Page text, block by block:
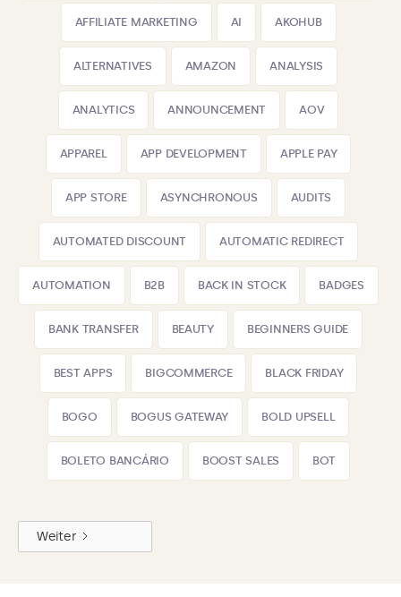
AFFILIATE MARKETING AI AKOHUB
ALTERNATIVES AMAZON ANALYSIS
ANALYTICS ANNOUNCEMENT AOV
APPAREL APP DEVELOPMENT APPLE PAY
APP STORE ASYNCHRONOUS AUDITS
AUTOMATED DISCOUNT AUTOMATIC REDIRECT
AUTOMATION B2B BACK IN STOCK BADGES
BANK TRANSFER BEAUTY BEGINNERS GUIDE
BEST APPS BIGCOMMERCE BLACK FRIDAY
BOGO BOGUS GATEWAY BOLD UPSELL
BOLETO BANCÁRIO BOOST SALES BOT
Weiter